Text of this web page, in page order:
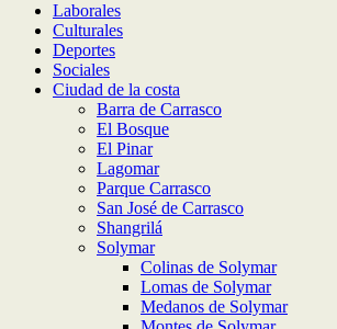
Laborales
Culturales
Deportes
Sociales
Ciudad de la costa
Barra de Carrasco
El Bosque
El Pinar
Lagomar
Parque Carrasco
San José de Carrasco
Shangrilá
Solymar
Colinas de Solymar
Lomas de Solymar
Medanos de Solymar